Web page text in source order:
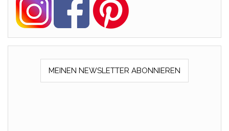
MEINEN NEWSLETTER ABONNIEREN